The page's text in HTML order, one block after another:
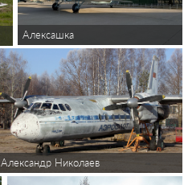
Алексашка
Александр Николаев